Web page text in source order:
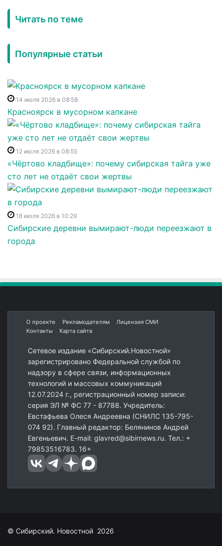
Читать по теме
Популярные статьи
14 июля 2026 в 08:58
Красноярск в мусорном капкане
12 июля 2026 в 08:55
«Чёртово кладбище»: почему сибирская тайга уже
сто лет не отдаёт свои жертвы
18 июля 2026 в 10:29
Сибирские деревни вымирают-люди переезжают в
города
О проекте Рекламодателям
Лицензия СМИ
Контакты
Карта сайта
Сетевое издание «Сибирский.Новостной»
зарегистрировано Федеральной службой по
надзору в сфере связи, информационных
технологий и массовых коммуникаций
12.07.2024 г., регистрационный номер записи:
серия ЭЛ № ФС 77 - 87788. Учредитель:
Евстафьева Олеся Андреевна (СНИЛС 135-795-
074 92). Главный редактор: Белянинов Андрей
Евгеньевич. E-mail: glavred@sibirnews.ru. Тел.: +
79853516783. 16+
© Сибирский. Новостной 2026